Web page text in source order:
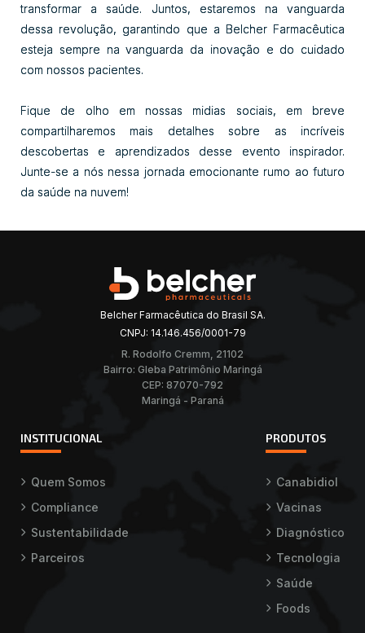
transformar a saúde. Juntos, estaremos na vanguarda
dessa revolução, garantindo que a Belcher Farmacêutica
esteja sempre na vanguarda da inovação e do cuidado
com nossos pacientes.
Fique de olho em nossas midias sociais, em breve
compartilharemos mais detalhes sobre as incríveis
descobertas e aprendizados desse evento inspirador.
Junte-se a nós nessa jornada emocionante rumo ao futuro
da saúde na nuvem!
Belcher Farmacêutica do Brasil SA.
CNPJ: 14.146.456/0001-79
R. Rodolfo Cremm, 21102
Bairro: Gleba Patrimônio Maringá
CEP: 87070-792
Maringá - Paraná
INSTITUCIONAL
Quem Somos
Compliance
Sustentabilidade
Parceiros
PRODUTOS
Canabidiol
Vacinas
Diagnóstico
Tecnologia
Saúde
Foods